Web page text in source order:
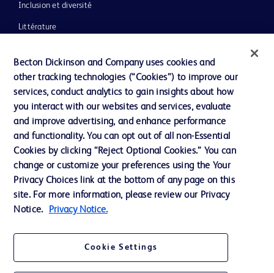
Inclusion et diversité
Littérature
Notre entreprise
Éthique et conformité
Assistance
Nous contacter
Préférences en matière de cookies
Confidentialité
Accessibilité du site Web
Becton Dickinson and Company uses cookies and
other tracking technologies (“Cookies”) to improve our
services, conduct analytics to gain insights about how
you interact with our websites and services, evaluate
and improve advertising, and enhance performance
and functionality. You can opt out of all non-Essential
Cookies by clicking “Reject Optional Cookies.” You can
change or customize your preferences using the Your
Privacy Choices link at the bottom of any page on this
site. For more information, please review our Privacy
Notice.
Privacy Notice.
Cookie Settings